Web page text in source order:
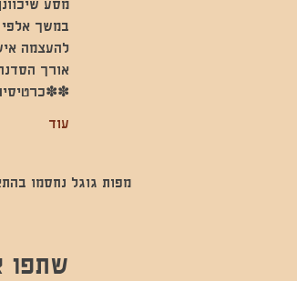
מסע
במשך אלפי
להעצמה
אורך
עוד
מפות גוגל נחסמו
שתפו